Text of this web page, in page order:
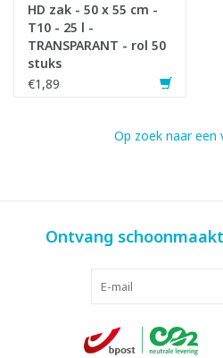
HD zak - 50 x 55 cm -
T10 - 25 l -
TRANSPARANT - rol 50
stuks
€1,89
Op zoek naar een
Ontvang